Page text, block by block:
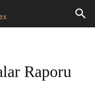
Raporu